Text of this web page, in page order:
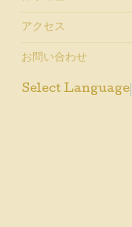
アクセス
お問い合わせ
Select Language